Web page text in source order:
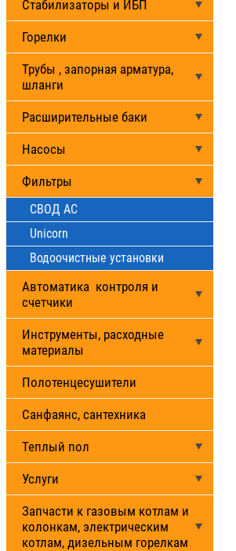
Стабилизаторы и ИБП
Горелки
Трубы , запорная арматура,
шланги
Расширительные баки
Насосы
Фильтры
СВОД АС
Unicorn
Водоочистные установки
Автоматика контроля и
счетчики
Инструменты, расходные
материалы
Полотенцесушители
Санфаянс, сантехника
Теплый пол
Услуги
Запчасти к газовым котлам и
колонкам, электрическим
котлам, дизельным горелкам